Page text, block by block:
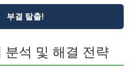
부결 탈출!
분석 및 해결 전략